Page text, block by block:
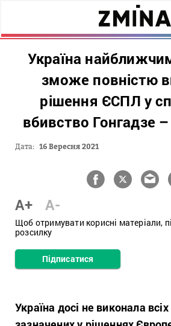
Україна
зможе повністю
рішення ЄСПЛ у
вбивство Гонгадзе
Дата: 16 Вересня 2021
A+ A-
Щоб отримувати корисні матеріали,
розсилку
Підписатися
Україна досі не виконала